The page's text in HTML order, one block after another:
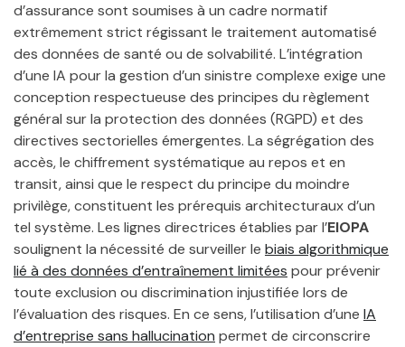
d’assurance sont soumises à un cadre normatif
extrêmement strict régissant le traitement automatisé
des données de santé ou de solvabilité. L’intégration
d’une IA pour la gestion d’un sinistre complexe exige une
conception respectueuse des principes du règlement
général sur la protection des données (RGPD) et des
directives sectorielles émergentes. La ségrégation des
accès, le chiffrement systématique au repos et en
transit, ainsi que le respect du principe du moindre
privilège, constituent les prérequis architecturaux d’un
tel système. Les lignes directrices établies par l’EIOPA
soulignent la nécessité de surveiller le biais algorithmique
lié à des données d’entraînement limitées pour prévenir
toute exclusion ou discrimination injustifiée lors de
l’évaluation des risques. En ce sens, l’utilisation d’une IA
d’entreprise sans hallucination permet de circonscrire